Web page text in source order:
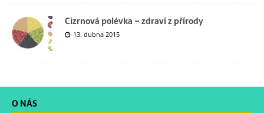
Cizrnová polévka – zdraví z přírody
13. dubna 2015
O NÁS